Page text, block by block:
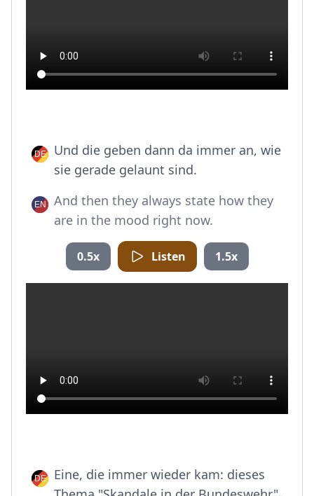
Und die geben dann da immer an, wie
sie gerade gelaunt sind.
And then they always state how they
are in the mood right now.
0.5x Listen 1.5x
Eine, die immer wieder kam: dieses